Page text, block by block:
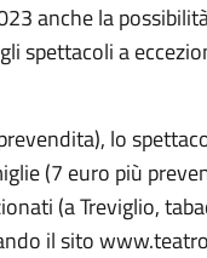
anche la
spettacoli a
lo
(7 euro più
(a Treviglio,
il sito